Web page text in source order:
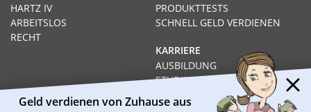
PRODUKTTESTS
SCHNELL GELD VERDIENEN
KARRIERE
AUSBILDUNG
STUDIUM
GEHÄLTER
HARTZ IV
ARBEITSLOS
RECHT
Geld verdienen von Zuhause aus